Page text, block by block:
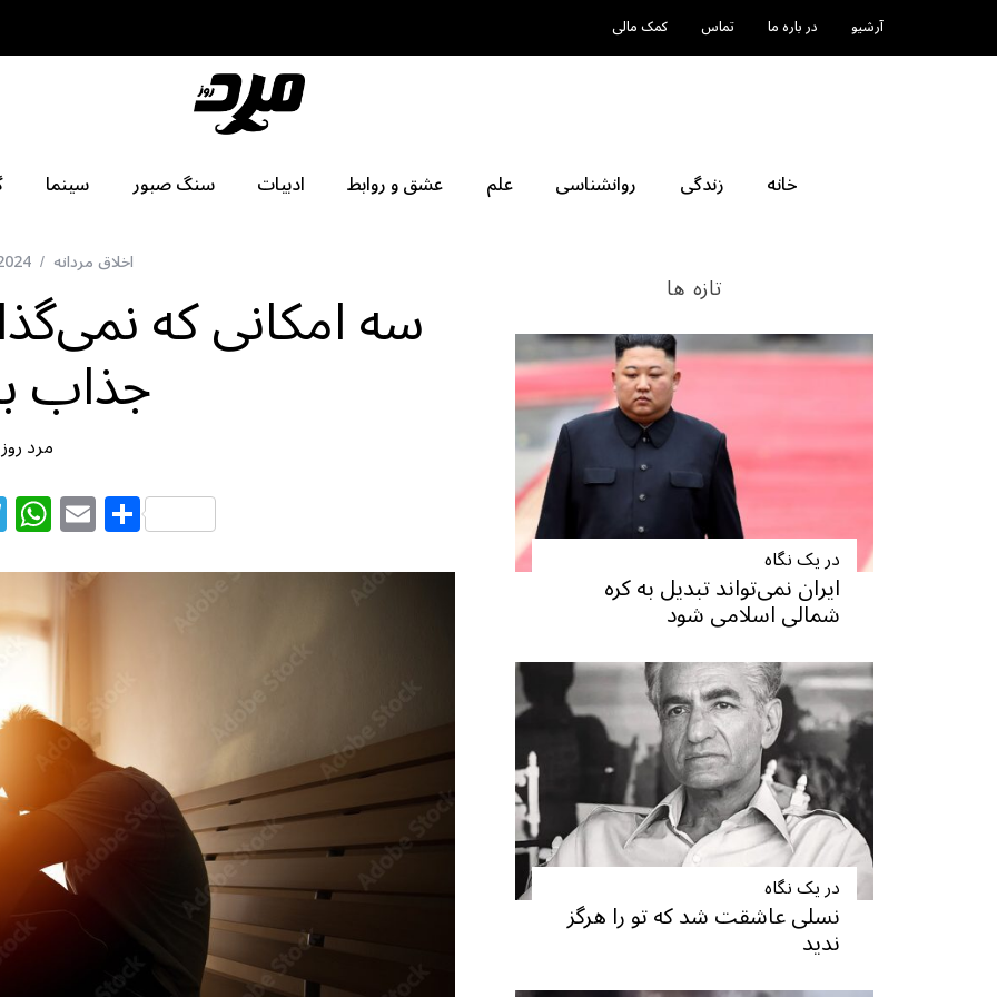
آرشیو در باره ما تماس کمک مالی
خانه زندگی روانشناسی علم عشق و روابط ادبیات سنگ صبور سینما
اخلاق مردانه
سه امکانی که
جذاب
مرد روز
T
el
e
g
ra
m
W
h
at
s
A
p
p
E
m
ai
l
S
h
ar
e
تازه ها
در یک نگاه
ایران نمی‌تواند تبدیل به کره
شمالی اسلامی شود
در یک نگاه
نسلی عاشقت شد که تو را هرگز
ندید